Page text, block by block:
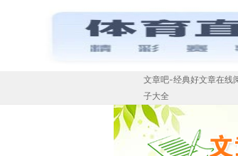
文章吧-经典好文章在线
子大全